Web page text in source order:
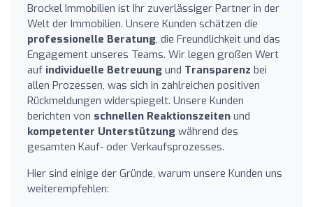
Brockel Immobilien ist Ihr zuverlässiger Partner in der
Welt der Immobilien. Unsere Kunden schätzen die
professionelle Beratung, die Freundlichkeit und das
Engagement unseres Teams. Wir legen großen Wert
auf individuelle Betreuung und Transparenz bei
allen Prozessen, was sich in zahlreichen positiven
Rückmeldungen widerspiegelt. Unsere Kunden
berichten von schnellen Reaktionszeiten und
kompetenter Unterstützung während des
gesamten Kauf- oder Verkaufsprozesses.
Hier sind einige der Gründe, warum unsere Kunden uns
weiterempfehlen: